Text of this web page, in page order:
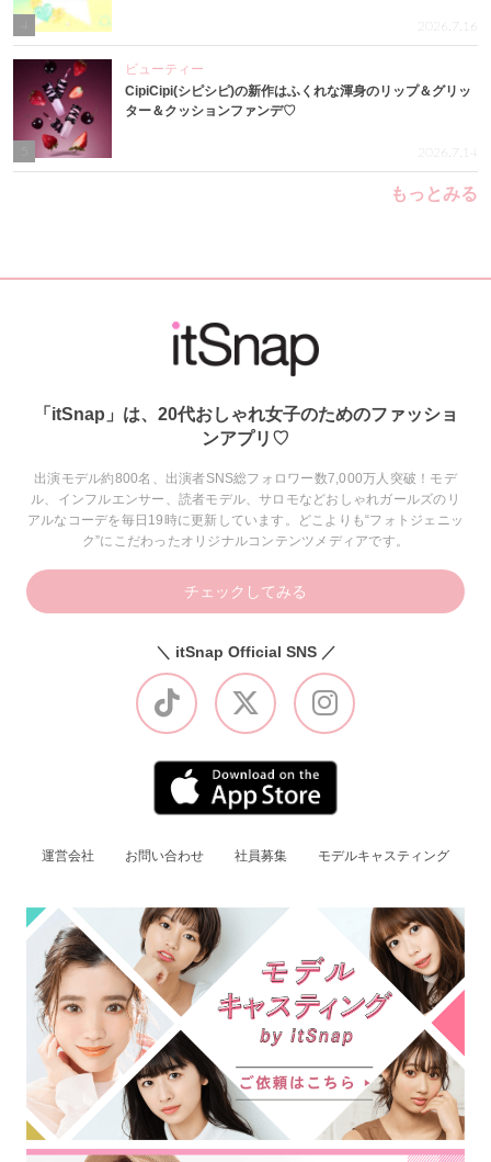
4 2026.7.16
ビューティー
CipiCipi(シピシピ)の新作はふくれな渾身のリップ＆グリッ
ター＆クッションファンデ♡
2026.7.14
もっとみる
「itSnap」は、20代おしゃれ女子のためのファッショ
ンアプリ♡
出演モデル約800名、出演者SNS総フォロワー数7,000万人突破！モデ
ル、インフルエンサー、読者モデル、サロモなどおしゃれガールズのリ
アルなコーデを毎日19時に更新しています。どこよりも“フォトジェニッ
ク”にこだわったオリジナルコンテンツメディアです。
チェックしてみる
＼ itSnap Official SNS ／
運営会社 お問い合わせ 社員募集 モデルキャスティング